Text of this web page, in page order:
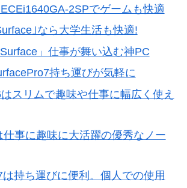
2SPでゲームも快適
｣なら大学生活も快適!
」仕事が舞い込む神PC
持ち運びが気軽に
スリムで趣味や仕事に幅広く使え
仕事に趣味に大活躍の優秀なノー
持ち運びに便利。個人での使用